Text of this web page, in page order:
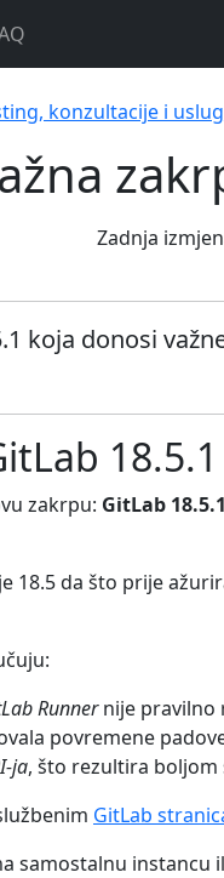
konzultacije i
Zadnja
koja donosi
18.5.1
zakrpu: GitLab 18.5.1
18.5 da što prije
Runnernije pravilno
povremene
ja, što rezultira
GitLab
samostalnu instancu